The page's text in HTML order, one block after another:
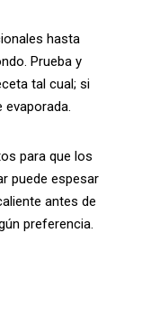
hasta
Prueba y
tal cual; si
para que los
puede espesar
antes de
preferencia.